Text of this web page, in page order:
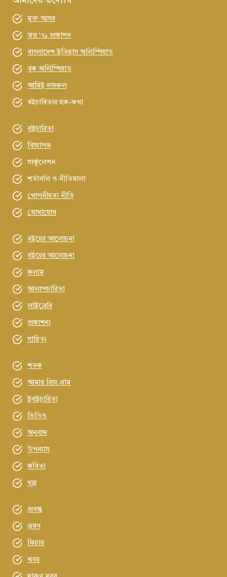
মুক্ত আসর
স্বপ্ন ‘৭১ প্রকাশন
বাংলাদেশ ইতিহাস অলিম্পিয়াড
বুক অলিম্পিয়াড
আমিই নজরুল
বইচারিতার হক-কথা
বইচারিতা
বিজ্ঞাপন
সার্কুলেশন
শর্তাবলি ও নীতিমালা
গোপনীয়তা নীতি
যোগাযোগ
বইয়ের আলোচনা
বইয়ের আলোচনা
কলাম
আলাপচারিতা
লাইব্রেরি
প্রকাশনা
সাহিত্য
শতক
আমার প্রিয় গ্রাম
ইবইচারিতা
ভিডিও
অনুবাদ
উপন্যাস
কবিতা
গল্প
প্রবন্ধ
ভ্রমণ
ফিচার
খবর